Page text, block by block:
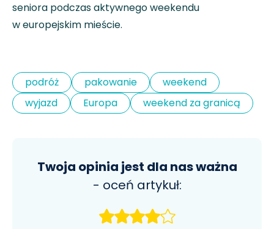
seniora podczas aktywnego weekendu
w europejskim mieście.
podróż pakowanie
weekend
wyjazd
Europa weekend za granicą
Twoja opinia jest dla nas ważna
- oceń artykuł: